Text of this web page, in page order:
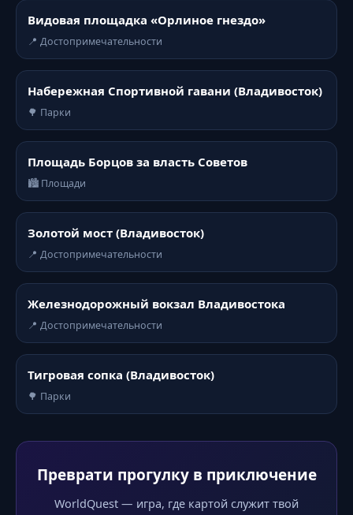
Видовая площадка «Орлиное гнездо»
📍 Достопримечательности
Набережная Спортивной гавани (Владивосток)
🌳 Парки
Площадь Борцов за власть Советов
🏙️ Площади
Золотой мост (Владивосток)
📍 Достопримечательности
Железнодорожный вокзал Владивостока
📍 Достопримечательности
Тигровая сопка (Владивосток)
🌳 Парки
Преврати прогулку в приключение
WorldQuest — игра, где картой служит твой